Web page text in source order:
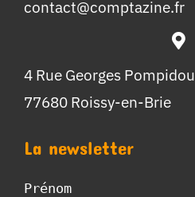
contact@comptazine.fr
4 Rue Georges Pompidou
77680 Roissy-en-Brie
La newsletter
Prénom